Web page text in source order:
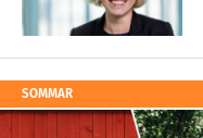
SOMMAR